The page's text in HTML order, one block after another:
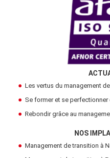
Les vertus du management
Se former et se
Rebondir grâce au
NOS
Management de transition à